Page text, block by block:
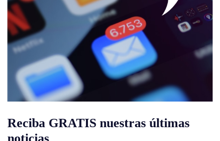
Reciba GRATIS nuestras últimas